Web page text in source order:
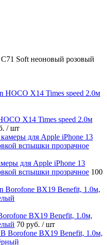
Soft неоновый розовый
X14 Times speed 2.0м
/ шт
для Apple iPhone 13
вспышки прозрачное 100
BX19 Benefit, 1.0м,
70 руб. / шт